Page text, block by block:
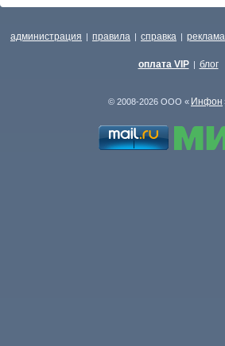
администрация | правила | справка | реклама
оплата VIP | блог
© 2008-2026 ООО « Инфон